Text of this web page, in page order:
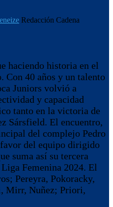
Redacción Cadena
haciendo historia en el
Con 40 años y un talento
Juniors volvió a
y capacidad
tanto en la victoria de
Sársfield. El encuentro,
del complejo Pedro
del equipo dirigido
suma así su tercera
Femenina 2024. El
Pereyra, Pokoracky,
Mirr, Nuñez; Priori,